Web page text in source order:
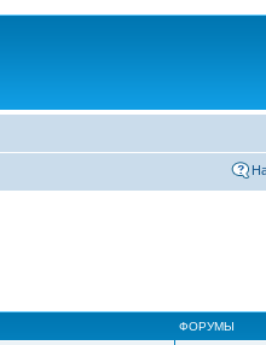
ФОРУМЫ